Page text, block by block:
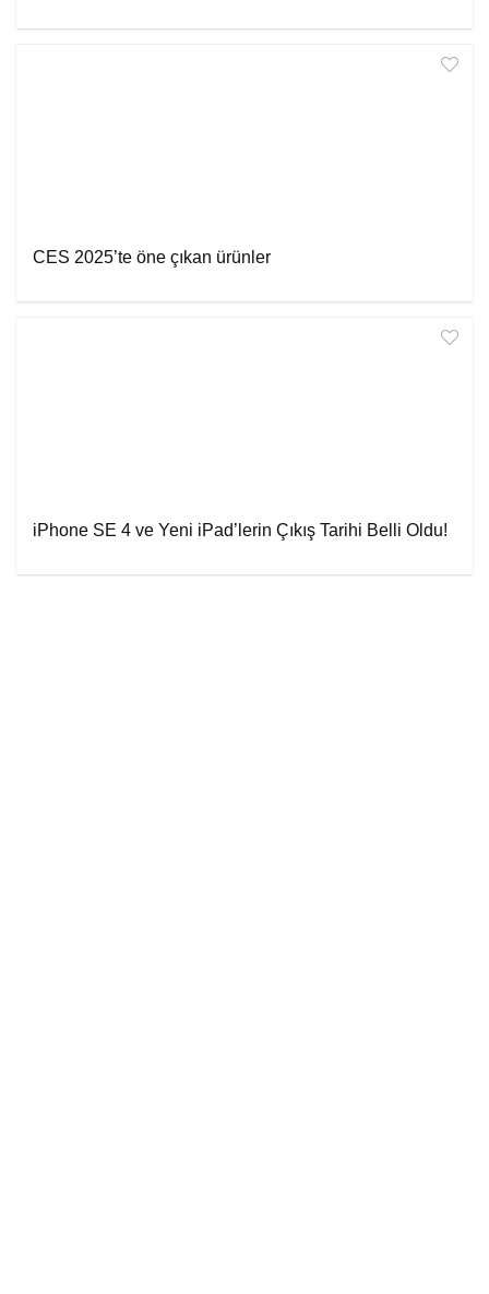
CES 2025’te öne çıkan ürünler
iPhone SE 4 ve Yeni iPad’lerin Çıkış Tarihi Belli Oldu!